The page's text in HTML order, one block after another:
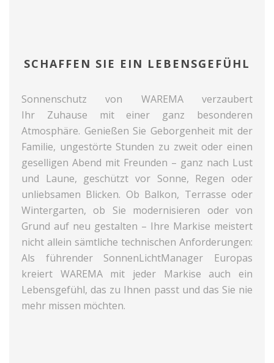
SCHAFFEN SIE EIN LEBENSGEFÜHL
Sonnenschutz von WAREMA verzaubert
Ihr Zuhause mit einer ganz besonderen
Atmosphäre. Genießen Sie Geborgenheit mit der
Familie, ungestörte Stunden zu zweit oder einen
geselligen Abend mit Freunden – ganz nach Lust
und Laune, geschützt vor Sonne, Regen oder
unliebsamen Blicken. Ob Balkon, Terrasse oder
Wintergarten, ob Sie modernisieren oder von
Grund auf neu gestalten – Ihre Markise meistert
nicht allein sämtliche technischen Anforderungen:
Als führender SonnenLichtManager Europas
kreiert WAREMA mit jeder Markise auch ein
Lebensgefühl, das zu Ihnen passt und das Sie nie
mehr missen möchten.